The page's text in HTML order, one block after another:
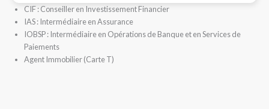
CIF : Conseiller en Investissement Financier
IAS : Intermédiaire en Assurance
IOBSP : Intermédiaire en Opérations de Banque et en Services de
Paiements
Agent Immobilier (Carte T)